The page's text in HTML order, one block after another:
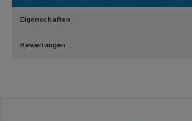
Eigenschaften
Bewertungen